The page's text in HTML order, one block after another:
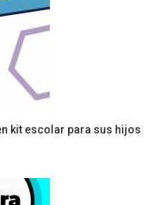
kit escolar para sus hijos